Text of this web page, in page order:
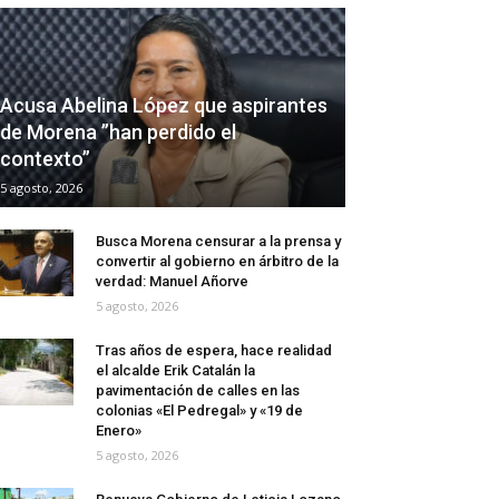
Acusa Abelina López que aspirantes
de Morena ”han perdido el
contexto”
5 agosto, 2026
Busca Morena censurar a la prensa y
convertir al gobierno en árbitro de la
verdad: Manuel Añorve
5 agosto, 2026
Tras años de espera, hace realidad
el alcalde Erik Catalán la
pavimentación de calles en las
colonias «El Pedregal» y «19 de
Enero»
5 agosto, 2026